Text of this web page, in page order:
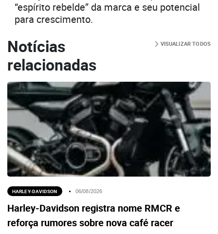
“espírito rebelde” da marca e seu potencial
para crescimento.
Notícias
relacionadas
VISUALIZAR TODOS
HARLEY-DAVIDSON 06/08/2026
Harley-Davidson registra nome RMCR e
reforça rumores sobre nova café racer